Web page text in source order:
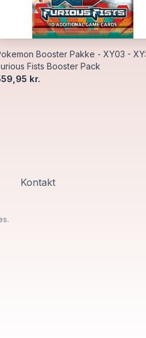
Booster Pakke - XY03 - XY:
Fists Booster Pack
kr.
Kontakt